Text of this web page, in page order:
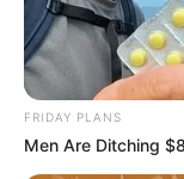
FRIDAY PLANS
Men Are Ditching